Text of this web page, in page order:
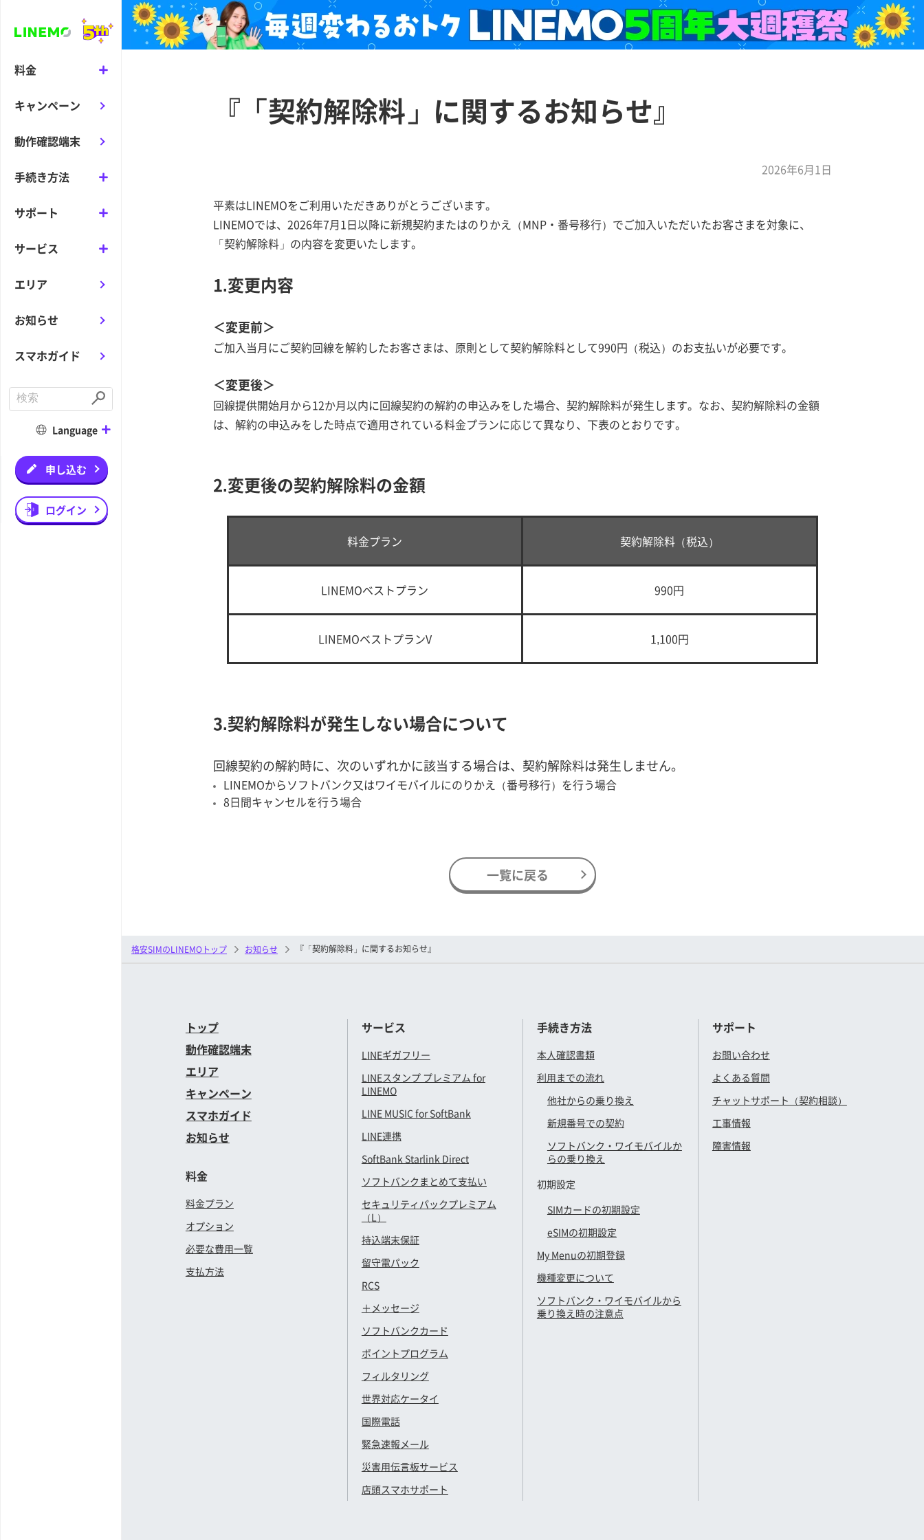
料金
キャンペーン
動作確認端末
手続き方法
サポート
サービス
エリア
お知らせ
スマホガイド
n
S
u
m
t
Language
申し込む
ログイン
『「契約解除料」に関するお知らせ』
2026年6月1日
平素はLINEMOをご利用いただきありがとうございます。
LINEMOでは、2026年7月1日以降に新規契約またはのりかえ（MNP・番号移行）でご加入いただいたお客さまを対象に、
「契約解除料」の内容を変更いたします。
1.変更内容
＜変更前＞
ご加入当月にご契約回線を解約したお客さまは、原則として契約解除料として990円（税込）のお支払いが必要です。
＜変更後＞
回線提供開始月から12か月以内に回線契約の解約の申込みをした場合、契約解除料が発生します。なお、契約解除料の金額
は、解約の申込みをした時点で適用されている料金プランに応じて異なり、下表のとおりです。
2.変更後の契約解除料の金額
料金プラン 契約解除料（税込）
LINEMOベストプラン 990円
LINEMOベストプランV 1,100円
3.契約解除料が発生しない場合について
回線契約の解約時に、次のいずれかに該当する場合は、契約解除料は発生しません。
LINEMOからソフトバンク又はワイモバイルにのりかえ（番号移行）を行う場合
8日間キャンセルを行う場合
一覧に戻る
格安SIMのLINEMOトップ お知らせ 『「契約解除料」に関するお知らせ』
トップ
動作確認端末
エリア
キャンペーン
スマホガイド
お知らせ
料金
料金プラン
オプション
必要な費用一覧
支払方法
サービス
LINEギガフリー
LINEスタンプ プレミアム for
LINEMO
LINE MUSIC for SoftBank
LINE連携
SoftBank Starlink Direct
ソフトバンクまとめて支払い
セキュリティパックプレミアム
（L）
持込端末保証
留守電パック
RCS
＋メッセージ
ソフトバンクカード
ポイントプログラム
フィルタリング
世界対応ケータイ
国際電話
緊急速報メール
災害用伝言板サービス
店頭スマホサポート
手続き方法
本人確認書類
利用までの流れ
他社からの乗り換え
新規番号での契約
ソフトバンク・ワイモバイルか
らの乗り換え
初期設定
SIMカードの初期設定
eSIMの初期設定
My Menuの初期登録
機種変更について
ソフトバンク・ワイモバイルから
乗り換え時の注意点
サポート
お問い合わせ
よくある質問
チャットサポート（契約相談）
工事情報
障害情報